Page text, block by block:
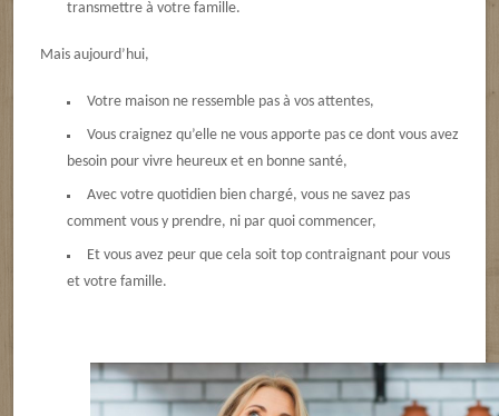
transmettre à votre famille.
Mais aujourd’hui,
Votre maison ne ressemble pas à vos attentes,
Vous craignez qu’elle ne vous apporte pas ce dont vous avez
besoin pour vivre heureux et en bonne santé,
Avec votre quotidien bien chargé, vous ne savez pas
comment vous y prendre, ni par quoi commencer,
Et vous avez peur que cela soit top contraignant pour vous
et votre famille.